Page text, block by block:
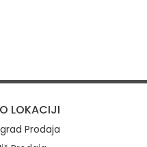
LOKACIJI
Prodaja